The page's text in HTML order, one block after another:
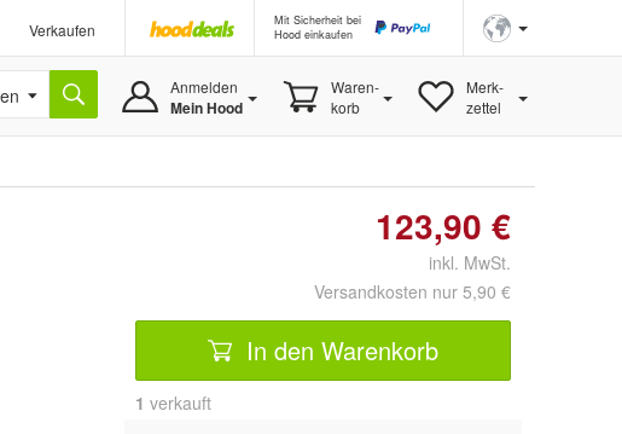
Verkaufen
Mit Sicherheit bei
Hood einkaufen
Anmelden
Mein Hood
Waren-
korb
Merk-
zettel
123,90 €
inkl. MwSt.
Versandkosten nur 5,90 €
In den Warenkorb
1 verkauft